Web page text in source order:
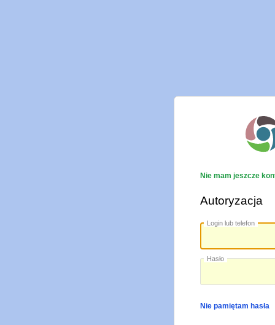
Nie mam jeszcze
Autoryzacja
Login lub telefon
Hasło
Nie pamiętam hasła